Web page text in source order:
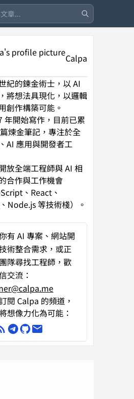
Calpa
紀的鍊金術士，以 AI
將想法具現化，以邏輯
創作構築可能。
年開始寫作，目前已累
煉金筆記，專注於全
AI 應用與開發者工
放全端工程師與 AI 相
合作與工作機會
、React、
Node.js 等技術棧）。
有 AI 專案、網站開
術整合需求，或正
隊尋找工程師，歡
交流：
閱 Calpa 的頻道，
想像力化為可能：